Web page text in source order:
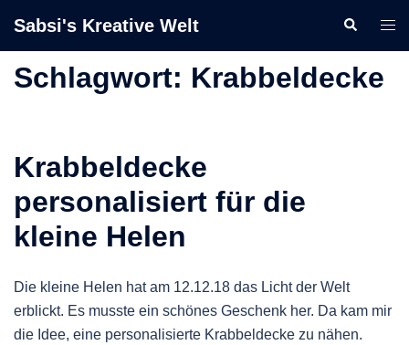
Inhalt
Sabsi's Kreative Welt Suche
Schlagwort: Krabbeldecke
Krabbeldecke
personalisiert für die
kleine Helen
Die kleine Helen hat am 12.12.18 das Licht der Welt
erblickt. Es musste ein schönes Geschenk her. Da kam mir
die Idee, eine personalisierte Krabbeldecke zu nähen.